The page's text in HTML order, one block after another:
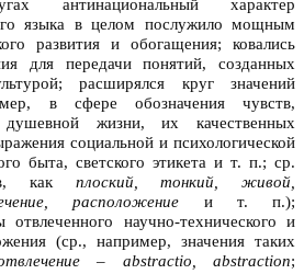
антинациональный характер
языка в целом послужило мощным
развития и обогащения; ковались
для передачи понятий, созданных
расширялся круг значений
в сфере обозначения чувств,
душевной жизни, их качественных
социальной и психологической
быта, светского этикета и т. п.; ср.
как плоский, тонкий, живой,
расположение и т. п.);
научно-технического и
(ср., например, значения таких
– abstractio, abstraction;